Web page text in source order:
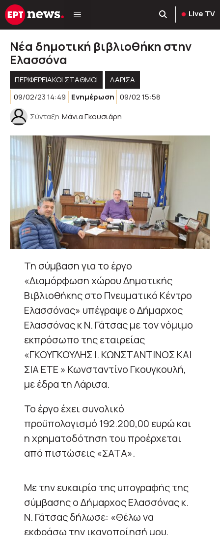
Μετάβαση
σε
Live TV
Νέα δημοτική βιβλιοθήκη στην
Ελασσόνα
ΠΕΡΙΦΕΡΕΙΑΚΟΊ ΣΤΑΘΜΟΊ
ΛΑΡΙΣΑ
09/02/23 14:49
Ενημέρωση 09/02 15:58
Σύνταξη Μάνια Γκουσιάρη
Τη σύμβαση για το έργο
«Διαμόρφωση χώρου Δημοτικής
Βιβλιοθήκης στο Πνευματικό Κέντρο
Ελασσόνας» υπέγραψε ο Δήμαρχος
Ελασσόνας κ Ν. Γάτσας με τον νόμιμο
εκπρόσωπο της εταιρείας
«ΓΚΟΥΓΚΟΥΛΗΣ Ι. ΚΩΝΣΤΑΝΤΙΝΟΣ ΚΑΙ
ΣΙΑ ΕΤΕ » Κωνσταντίνο Γκουγκουλή,
με έδρα τη Λάρισα.
Το έργο έχει συνολικό
προϋπολογισμό 192.200,00 ευρώ και
η χρηματοδότηση του προέρχεται
από πιστώσεις «ΣΑΤΑ».
Με την ευκαιρία της υπογραφής της
σύμβασης ο Δήμαρχος Ελασσόνας κ.
Ν. Γάτσας δήλωσε: «Θέλω να
εκφράσω την ικανοποίησή μου,